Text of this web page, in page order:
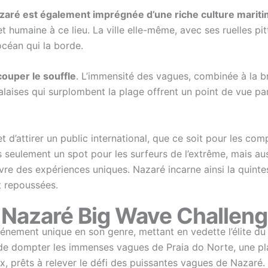
est également imprégnée d’une riche culture
à ce lieu. La ville elle-même, avec ses ruelles
qui la borde.
le souffle. L’immensité des vagues, combinée à
qui surplombent la plage offrent un point de vue
d’attirer un public international, que ce soit pour les
un spot pour les surfeurs de l’extrême, mais
des expériences uniques. Nazaré incarne ainsi la
Big Wave
unique en son genre, mettant en vedette l’élite
dompter les immenses vagues de Praia do Norte, une
prêts à relever le défi des puissantes vagues de Nazaré.